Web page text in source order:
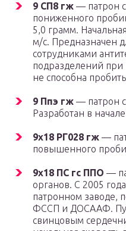
9 СП8 гж — патрон
пониженного
5,0 грамм.
м/с. Предназначен
сотрудниками
подразделений
не способна
9 Ппэ гж — патрон
Разработан в
9х18 РГ028 гж —
повышенного
9х18 ПС гс ППО —
органов. С 2005
патронном заводе,
ФССП и ДОСААФ.
свинцовым